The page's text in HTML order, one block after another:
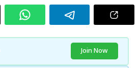
Join Now